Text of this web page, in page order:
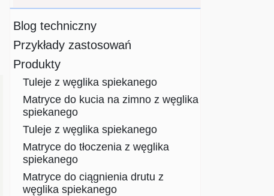
Blog techniczny
Przykłady zastosowań
Produkty
Tuleje z węglika spiekanego
Matryce do kucia na zimno z węglika
spiekanego
Tuleje z węglika spiekanego
Matryce do tłoczenia z węglika
spiekanego
Matryce do ciągnienia drutu z
węglika spiekanego